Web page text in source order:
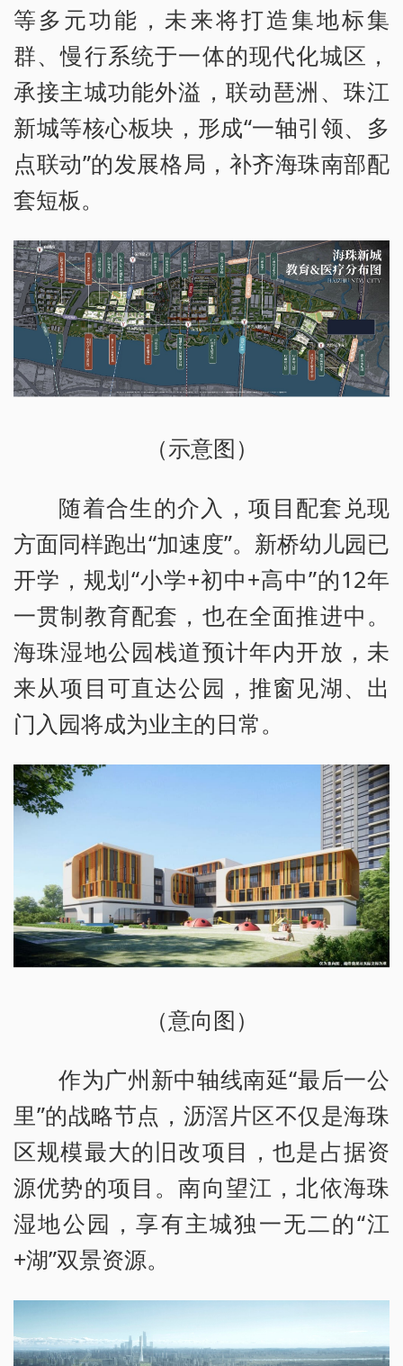
等多元功能，未来将打造集地标集
群、慢行系统于一体的现代化城区，
承接主城功能外溢，联动琶洲、珠江
新城等核心板块，形成“一轴引领、多
点联动”的发展格局，补齐海珠南部配
套短板。
（示意图）
随着合生的介入，项目配套兑现
方面同样跑出“加速度”。新桥幼儿园已
开学，规划“小学+初中+高中”的12年
一贯制教育配套，也在全面推进中。
海珠湿地公园栈道预计年内开放，未
来从项目可直达公园，推窗见湖、出
门入园将成为业主的日常。
（意向图）
作为广州新中轴线南延“最后一公
里”的战略节点，沥滘片区不仅是海珠
区规模最大的旧改项目，也是占据资
源优势的项目。南向望江，北依海珠
湿地公园，享有主城独一无二的“江
+湖”双景资源。